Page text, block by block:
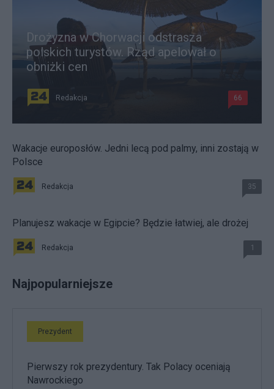
Drożyzna w Chorwacji odstrasza
polskich turystów. Rząd apelował o
obniżki cen
Redakcja 66
Wakacje europosłów. Jedni lecą pod palmy, inni zostają w
Polsce
Redakcja 35
Planujesz wakacje w Egipcie? Będzie łatwiej, ale drożej
Redakcja 1
Najpopularniejsze
Prezydent
Pierwszy rok prezydentury. Tak Polacy oceniają
Nawrockiego